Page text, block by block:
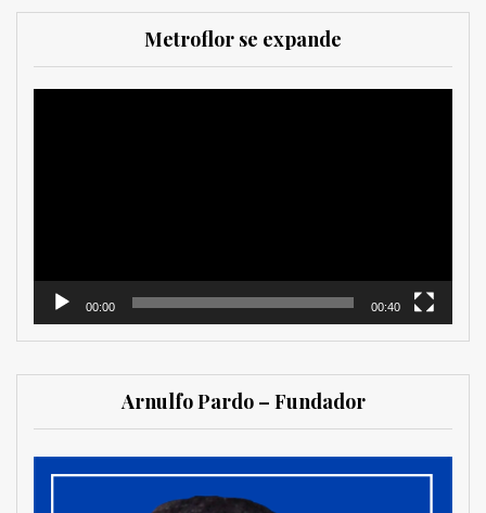
Metroflor se expande
00:00 00:40
Arnulfo Pardo – Fundador